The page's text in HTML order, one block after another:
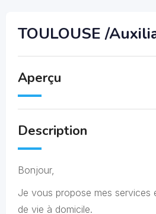
TOULOUSE /
Aperçu
Description
Bonjour,
Je vous propose mes services
de vie à domicile.